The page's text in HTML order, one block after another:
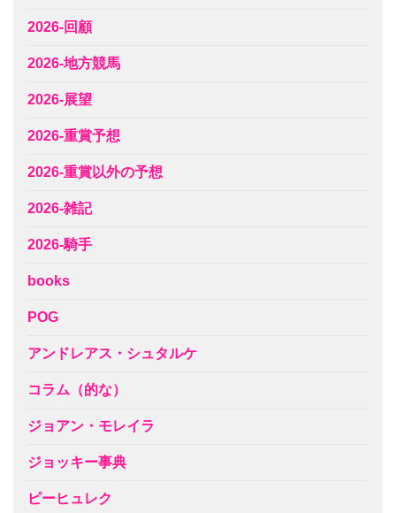
2026-回顧
2026-地方競馬
2026-展望
2026-重賞予想
2026-重賞以外の予想
2026-雑記
2026-騎手
books
POG
アンドレアス・シュタルケ
コラム（的な）
ジョアン・モレイラ
ジョッキー事典
ピーヒュレク